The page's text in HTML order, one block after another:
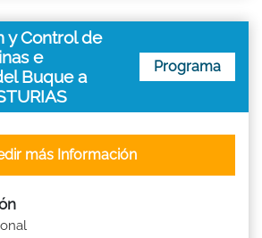
y Control de
e
Buque a
Programa
más Información